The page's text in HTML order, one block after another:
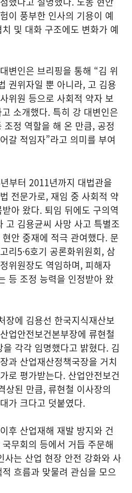
이 풍부한 인사의 기용이 예
및 대화 구조에도 변화가 예
변인은 브리핑을 통해 “김 위
권위자일 뿐 아니라, 고 김용
위원 등으로 사회적 약자 보
소개했다. 특히 강 대변인은
조정 역할을 해 온 만큼, 공정
갈 적임자”라고 의미를 부여
부터 2011년까지 대법관을
전문가로, 재임 중 사회적 약
아 왔다. 퇴임 뒤에도 구의역
고 김용균씨 사망 사고 특별조
안 중재에 적극 관여했다. 문
리5·6호기 공론화위원회, 삼
위원장도 역임하며, 피해자
등 조정 능력을 인정받아 왔
장에 김용선 한국지식재산보
업안전보건본부장에 류현철
각각 임명했다고 밝혔다. 김
과 산업재산정책국장을 거치
로 평가받는다. 산업안전보건
상된 만큼, 류현철 이사장의
가 크다고 덧붙였다.
후 산업재해 재발 방지와 건
무회의 등에서 거듭 주문해
사는 산업 현장 안전 강화와 사
흐름과 맞물려 관심을 모으